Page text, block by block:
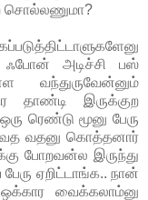
சொல்லணுமா?
ஃபோன் அடிச்சி பஸ்
வந்துருவேன்னும்
இருக்குற
ரெண்டு மூனு பேரு
வதனு கொத்தனார்
போறவன்ல இருந்து
ஏறிட்டாங்க.. நான்
வைக்கலாம்னு